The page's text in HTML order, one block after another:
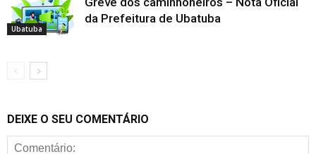
Ubatuba
da Prefeitura de Ubatuba
DEIXE O SEU COMENTÁRIO